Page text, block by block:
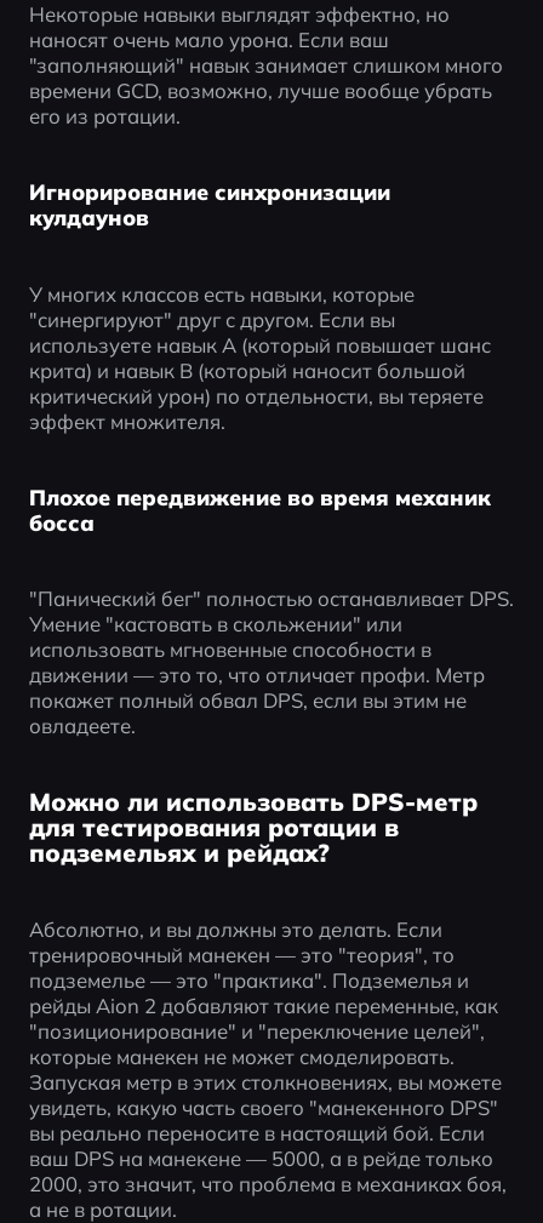
Некоторые навыки выглядят эффектно, но
наносят очень мало урона. Если ваш
"заполняющий" навык занимает слишком много
времени GCD, возможно, лучше вообще убрать
его из ротации.
Игнорирование синхронизации
кулдаунов
У многих классов есть навыки, которые
"синергируют" друг с другом. Если вы
используете навык A (который повышает шанс
крита) и навык B (который наносит большой
критический урон) по отдельности, вы теряете
эффект множителя.
Плохое передвижение во время механик
босса
"Панический бег" полностью останавливает DPS.
Умение "кастовать в скольжении" или
использовать мгновенные способности в
движении — это то, что отличает профи. Метр
покажет полный обвал DPS, если вы этим не
овладеете.
Можно ли использовать DPS-метр
для тестирования ротации в
подземельях и рейдах?
Абсолютно, и вы должны это делать. Если
тренировочный манекен — это "теория", то
подземелье — это "практика". Подземелья и
рейды Aion 2 добавляют такие переменные, как
"позиционирование" и "переключение целей",
которые манекен не может смоделировать.
Запуская метр в этих столкновениях, вы можете
увидеть, какую часть своего "манекенного DPS"
вы реально переносите в настоящий бой. Если
ваш DPS на манекене — 5000, а в рейде только
2000, это значит, что проблема в механиках боя,
а не в ротации.